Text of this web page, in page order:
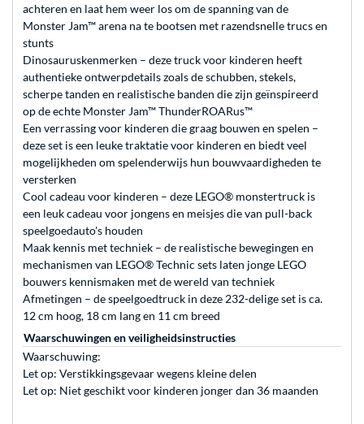
achteren en laat hem weer los om de spanning van de
Monster Jam™ arena na te bootsen met razendsnelle trucs en
stunts
Dinosauruskenmerken – deze truck voor kinderen heeft
authentieke ontwerpdetails zoals de schubben, stekels,
scherpe tanden en realistische banden die zijn geïnspireerd
op de echte Monster Jam™ ThunderROARus™
Een verrassing voor kinderen die graag bouwen en spelen –
deze set is een leuke traktatie voor kinderen en biedt veel
mogelijkheden om spelenderwijs hun bouwvaardigheden te
versterken
Cool cadeau voor kinderen – deze LEGO® monstertruck is
een leuk cadeau voor jongens en meisjes die van pull-back
speelgoedauto's houden
Maak kennis met techniek – de realistische bewegingen en
mechanismen van LEGO® Technic sets laten jonge LEGO
bouwers kennismaken met de wereld van techniek
Afmetingen – de speelgoedtruck in deze 232-delige set is ca.
12 cm hoog, 18 cm lang en 11 cm breed
Waarschuwingen en veiligheidsinstructies
Waarschuwing:
Let op: Verstikkingsgevaar wegens kleine delen
Let op: Niet geschikt voor kinderen jonger dan 36 maanden